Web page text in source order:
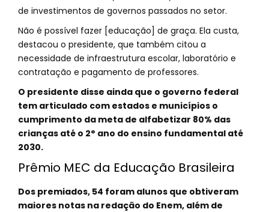
de investimentos de governos passados no setor.
Não é possível fazer [educação] de graça. Ela custa,
destacou o presidente, que também citou a
necessidade de infraestrutura escolar, laboratório e
contratação e pagamento de professores.
O presidente disse ainda que o governo federal
tem articulado com estados e municípios o
cumprimento da meta de alfabetizar 80% das
crianças até o 2° ano do ensino fundamental até
2030.
Prêmio MEC da Educação Brasileira
Dos premiados, 54 foram alunos que obtiveram
maiores notas na redação do Enem, além de